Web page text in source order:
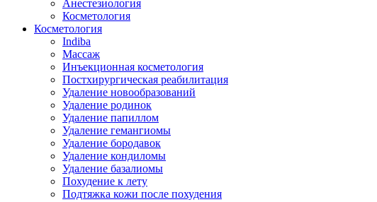
Анестезиология
Косметология
Косметология
Indiba
Массаж
Инъекционная косметология
Постхирургическая реабилитация
Удаление новообразований
Удаление родинок
Удаление папиллом
Удаление гемангиомы
Удаление бородавок
Удаление кондиломы
Удаление базалиомы
Похудение к лету
Подтяжка кожи после похудения